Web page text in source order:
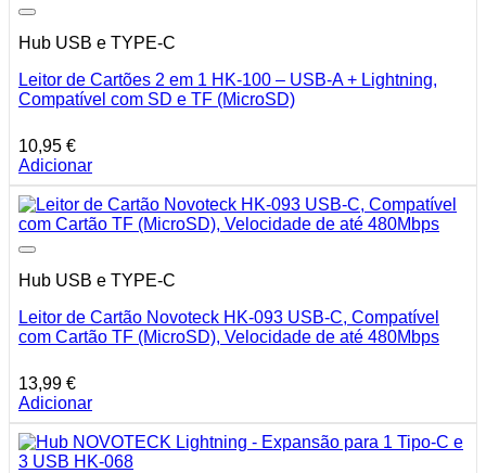
Hub USB e TYPE-C
Leitor de Cartões 2 em 1 HK-100 – USB-A + Lightning,
Compatível com SD e TF (MicroSD)
10,95 €
Adicionar
Hub USB e TYPE-C
Leitor de Cartão Novoteck HK-093 USB-C, Compatível
com Cartão TF (MicroSD), Velocidade de até 480Mbps
13,99 €
Adicionar